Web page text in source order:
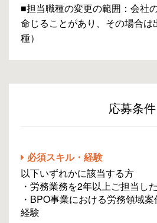
■担当職種の変更の範囲：会社
命じることがあり、その場合は
種）
応募条件
必須スキル・経験
以下いずれかに該当する方
・労務業務を2年以上ご担当し
・BPO事業における労務領域案
経験